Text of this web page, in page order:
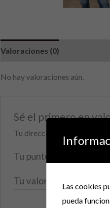
Valoraciones (0)
No hay valoraciones aún.
Sé el primero en
Tu dirección de correo
Tu puntuación
Tu valoraciónLas cookies
pueda